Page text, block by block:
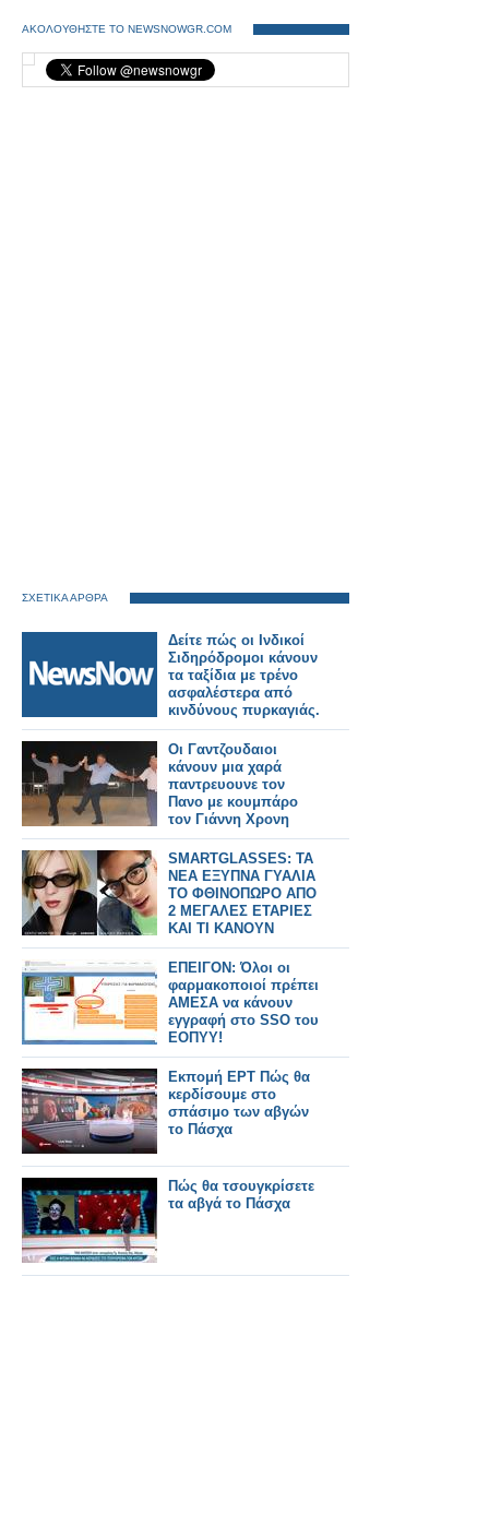
ΑΚΟΛΟΥΘΗΣΤΕ ΤΟ NEWSNOWGR.COM
ΣΧΕΤΙΚΑ ΑΡΘΡΑ
Δείτε πώς οι Ινδικοί
Σιδηρόδρομοι κάνουν
τα ταξίδια με τρένο
ασφαλέστερα από
κινδύνους πυρκαγιάς.
Οι Γαντζουδαιοι
κάνουν μια χαρά
παντρευουνε τον
Πανο με κουμπάρο
τον Γιάννη Χρονη
SMARTGLASSES: ΤΑ
ΝΕΑ ΕΞΥΠΝΑ ΓΥΑΛΙΑ
ΤΟ ΦΘΙΝΟΠΩΡΟ ΑΠΟ
2 ΜΕΓΑΛΕΣ ΕΤΑΡΙΕΣ
ΚΑΙ ΤΙ ΚΑΝΟΥΝ
ΕΠΕΙΓΟΝ: Όλοι οι
φαρμακοποιοί πρέπει
ΑΜΕΣΑ να κάνουν
εγγραφή στο SSO του
ΕΟΠΥΥ!
Εκπομή ΕΡΤ Πώς θα
κερδίσουμε στο
σπάσιμο των αβγών
το Πάσχα
Πώς θα τσουγκρίσετε
τα αβγά το Πάσχα